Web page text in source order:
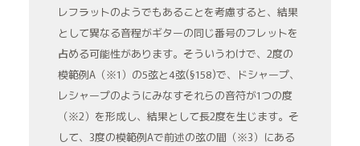
レフラットのようでもあることを考慮すると、結果
として異なる音程がギターの同じ番号のフレットを
占める可能性があります。そういうわけで、2度の
模範例A（※1）の5弦と4弦(§158)で、ドシャープ、
レシャープのようにみなすそれらの音符が1つの度
（※2）を形成し、結果として長2度を生じます。そ
して、3度の模範例Aで前述の弦の間（※3）にある